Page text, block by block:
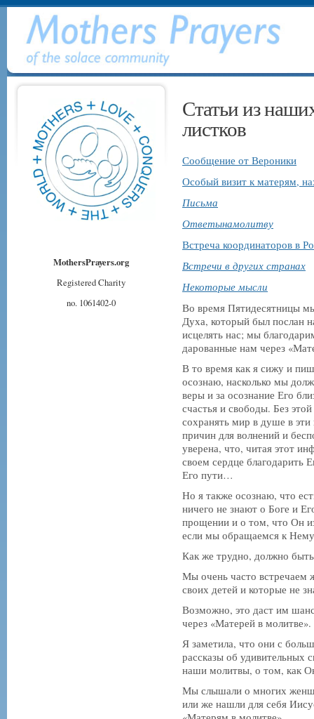
Статьи из
листков
Сообщение от Вероники
Особый визит к матерям,
Письма
Ответынамолитву
Встреча координаторов в
Встречи в других странах
Некоторые мысли
Во время Пятидесятницы
Духа, который был послан
исцелять нас; мы
дарованные нам через
В то время как я сижу и
осознаю, насколько мы
веры и за осознание Его
счастья и свободы. Без
сохранять мир в душе в эти
причин для волнений и
уверена, что, читая этот
своем сердце благодарить
Его пути…
Но я также осознаю, что
ничего не знают о Боге и
прощении и о том, что Он
если мы обращаемся к
Как же трудно, должно
Мы очень часто встречаем
своих детей и которые не
Возможно, это даст им
через «Матерей в молитве».
Я заметила, что они с
рассказы об удивительных
наши молитвы, о том, как
Мы слышали о многих
или же нашли для себя
MothersPrayers.org
Registered Charity
no. 1061402-0